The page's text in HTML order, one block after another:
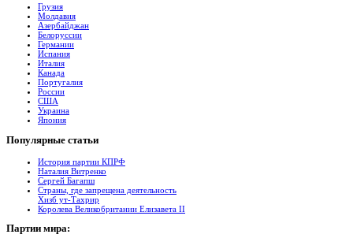
Грузия
Молдавия
Азербайджан
Белоруссии
Германии
Испания
Италия
Канада
Португалия
России
США
Украина
Япония
Популярные cтатьи
История партии КПРФ
Наталия Витренко
Сергей Багапш
Страны, где запрещена деятельность
Хизб ут-Тахрир
Королева Великобритании Елизавета II
Партии мира: